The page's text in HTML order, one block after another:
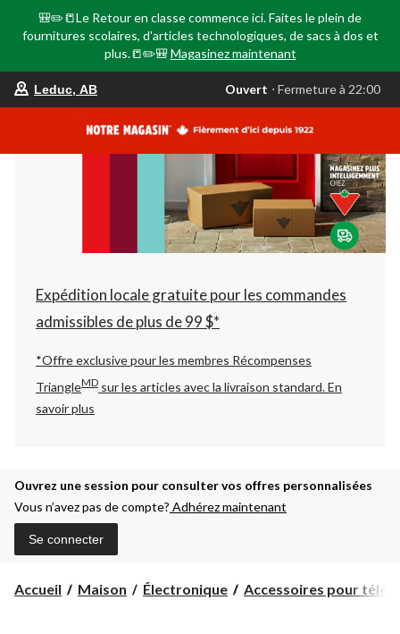
🎒✏️📒Le Retour en classe commence ici. Faites le plein de
fournitures scolaires, d'articles technologiques, de sacs à dos et
plus.📒✏️🎒 Magasinez maintenant
votre
est
AB,
Ouvert,
Fermeture
à
22:00
changer
Leduc, AB Ouvert ⋅ Fermeture à 22:00
Expédition locale gratuite pour les commandes
admissibles de plus de 99 $*
*Offre exclusive pour les membres Récompenses
TriangleMD sur les articles avec la livraison standard.En
savoir plus
Ouvrez une session pour consulter vos offres personnalisées
Vous n’avez pas de compte? Adhérez maintenant
Se connecter
Accueil Maison Électronique Accessoires pour